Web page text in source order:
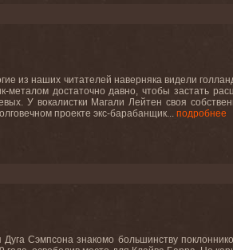
из наших читателей наверняка видели
металом достаточно давно, чтобы застать
У вокалистки Магали Лейтен своя
проекте экс-барабанщик... подробнее
Дуга Сэмпсона знакомо большинству